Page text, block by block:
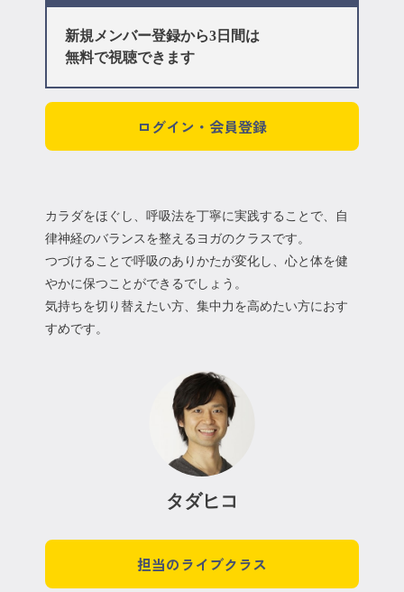
新規メンバー登録から3日間は
無料で視聴できます
ログイン・会員登録
カラダをほぐし、呼吸法を丁寧に実践することで、自
律神経のバランスを整えるヨガのクラスです。
つづけることで呼吸のありかたが変化し、心と体を健
やかに保つことができるでしょう。
気持ちを切り替えたい方、集中力を高めたい方におす
すめです。
タダヒコ
担当のライブクラス